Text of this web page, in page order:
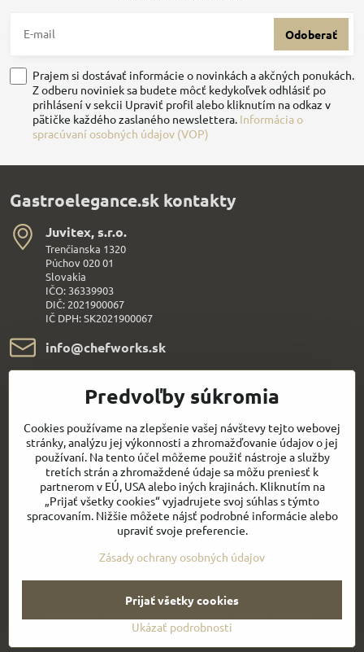
Odoberať
Prajem si dostávať informácie o novinkách a akčných ponukách.
Z odberu noviniek sa budete môcť kedykoľvek odhlásiť po
prihlásení v sekcii Upraviť profil alebo kliknutím na odkaz v
pätičke každého zaslaného newslettera. Informácia o
spracúvaní osobných údajov (VOP)
Gastroelegance.sk kontakty
Juvitex, s​.r​.o​.
Trenčianska 1320
Púchov 020 01
Slovakia
IČO: 36339903
DIČ: 2021900067
IČ DPH: SK2021900067
info​@chefworks​.sk
Všetko k nákupu
Sledujte naše novinky aj na sieťach:
Facebook Youtube
©2026Copyright
Predvoľby súkromiaZásady ochrany osobných údajov
Vytvorené pomocou:BiznisWeb.sk
Predvoľby súkromia
Cookies používame na zlepšenie vašej návštevy tejto webovej
stránky, analýzu jej výkonnosti a zhromažďovanie údajov o jej
používaní. Na tento účel môžeme použiť nástroje a služby
tretích strán a zhromaždené údaje sa môžu preniesť k
partnerom v EÚ, USA alebo iných krajinách. Kliknutím na
„Prijať všetky cookies“ vyjadrujete svoj súhlas s týmto
spracovaním. Nižšie môžete nájsť podrobné informácie alebo
upraviť svoje preferencie.
Zásady ochrany osobných údajov
Ukázať podrobnosti
Prijať všetky cookies